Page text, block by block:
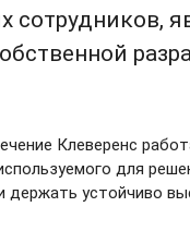
сотрудников,
Клеверенс
для
держать устойчиво